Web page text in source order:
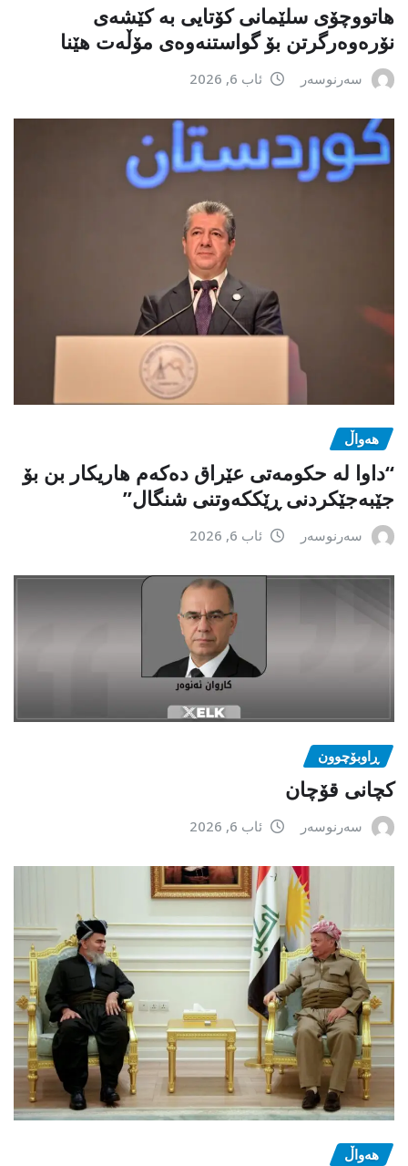
هاتووچۆی سلێمانی کۆتایی بە کێشەی
نۆرەوەرگرتن بۆ گواستنەوەی مۆڵەت هێنا
سەرنوسەر ئاب 6, 2026
هەواڵ
“داوا لە حكومەتی عێراق دەكەم هاریكار بن بۆ
جێبەجێكردنی ڕێككەوتنی شنگال”
سەرنوسەر ئاب 6, 2026
ڕاوبۆچوون
کچانی قۆچان
سەرنوسەر ئاب 6, 2026
هەواڵ